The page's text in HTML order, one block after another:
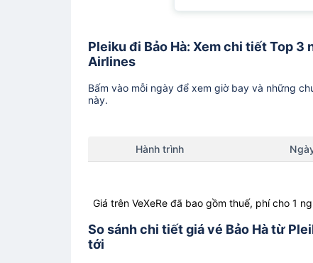
Pleiku đi Bảo Hà: Xem chi tiết Top
Airlines
Bấm vào mỗi ngày để xem giờ bay và những
này.
Hành trình
Giá trên VeXeRe đã bao gồm thuế, phí cho 1
So sánh chi tiết giá vé Bảo Hà từ
tới